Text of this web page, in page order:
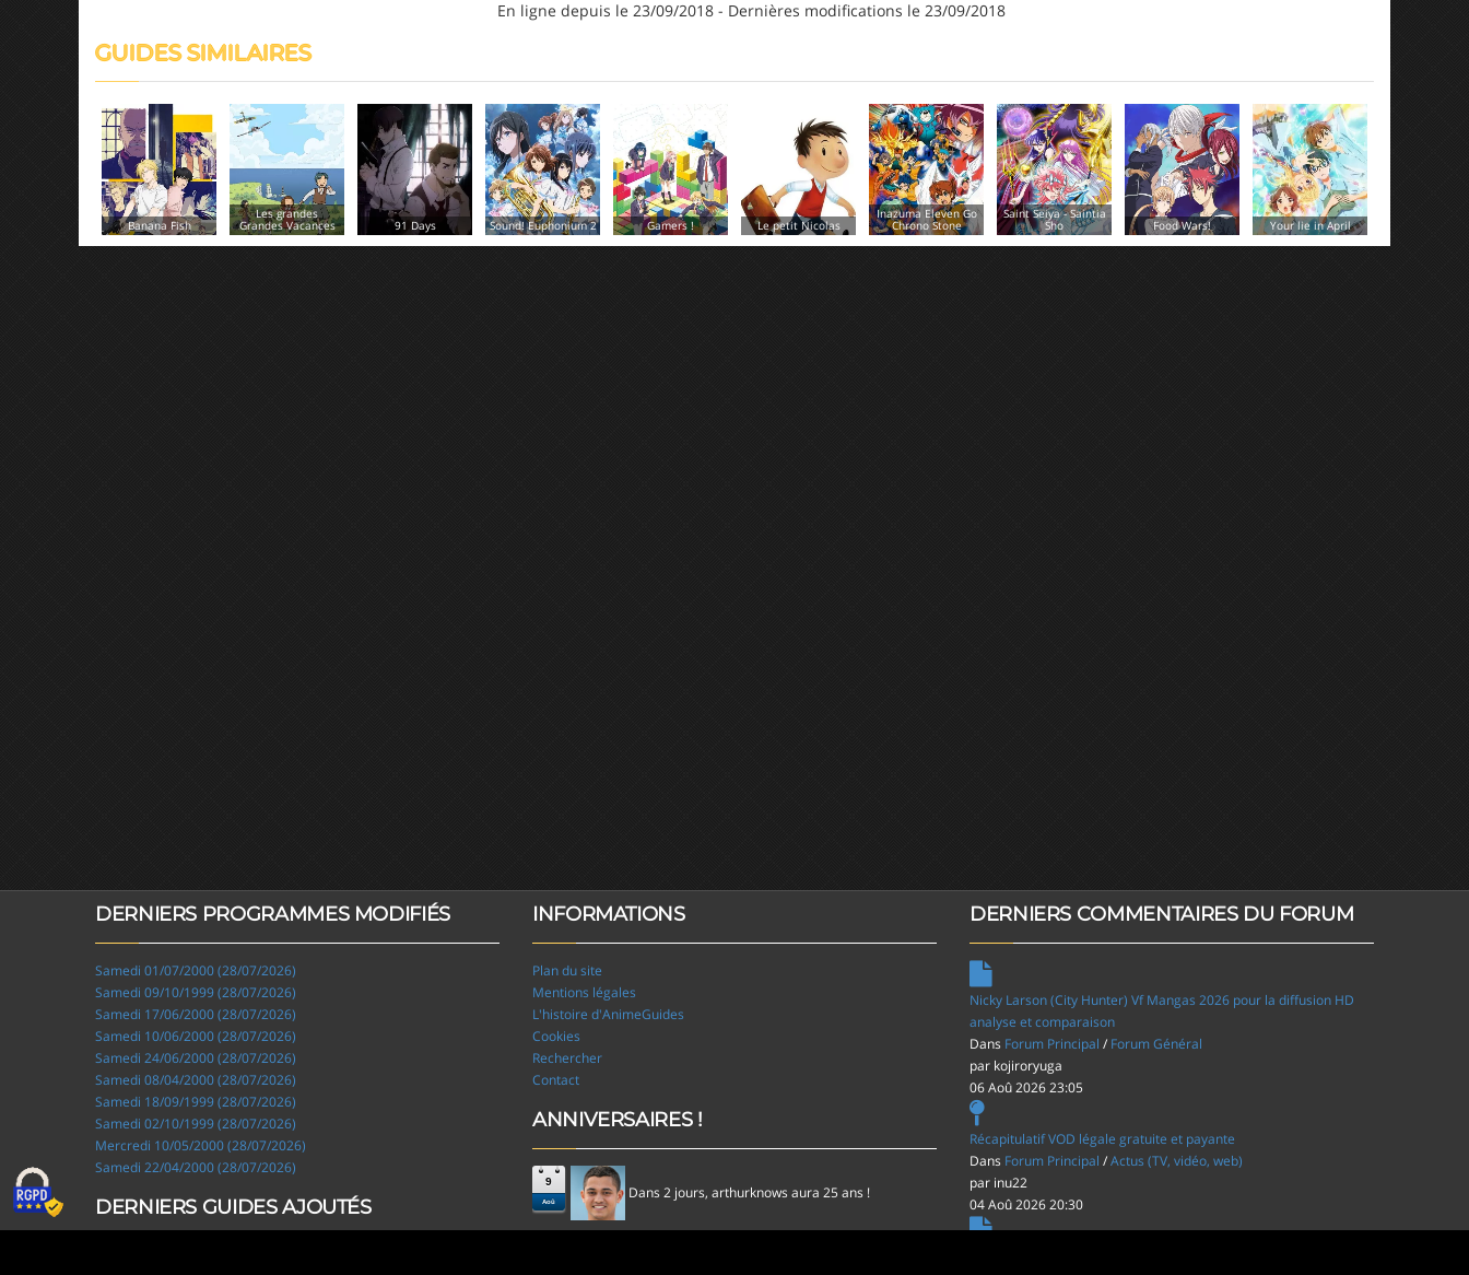
En ligne depuis le 23/09/2018 - Dernières modifications le 23/09/2018
GUIDES SIMILAIRES
Les grandes
Grandes Vacances 91 Days Sound! Euphonium 2 Gamers ! Le petit Nicolas
Inazuma Eleven Go
Chrono Stone
Saint Seiya - Saintia
Sho Food Wars! Your lie in April Free!
DERNIERS PROGRAMMES MODIFIÉS
Samedi 01/07/2000 (28/07/2026)
Samedi 09/10/1999 (28/07/2026)
Samedi 17/06/2000 (28/07/2026)
Samedi 10/06/2000 (28/07/2026)
Samedi 24/06/2000 (28/07/2026)
Samedi 08/04/2000 (28/07/2026)
Samedi 18/09/1999 (28/07/2026)
Samedi 02/10/1999 (28/07/2026)
Mercredi 10/05/2000 (28/07/2026)
Samedi 22/04/2000 (28/07/2026)
DERNIERS GUIDES AJOUTÉS
INFORMATIONS
Plan du site
Mentions légales
L'histoire d'AnimeGuides
Cookies
Rechercher
Contact
ANNIVERSAIRES !
9
Aoû
Dans 2 jours, arthurknows aura 25 ans !
DERNIERS COMMENTAIRES DU FORUM
Nicky Larson (City Hunter) Vf Mangas 2026 pour la diffusion HD
analyse et comparaison
Dans Forum Principal / Forum Général
par kojiroryuga
06 Aoû 2026 23:05
Récapitulatif VOD légale gratuite et payante
Dans Forum Principal /Actus (TV, vidéo, web)
par inu22
04 Aoû 2026 20:30